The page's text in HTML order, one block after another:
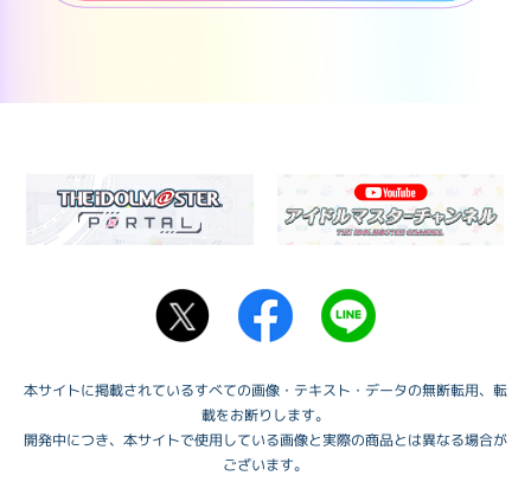
本サイトに掲載されているすべての画像・テキスト・データの無断転用、転
載をお断りします。
開発中につき、本サイトで使用している画像と実際の商品とは異なる場合が
ございます。